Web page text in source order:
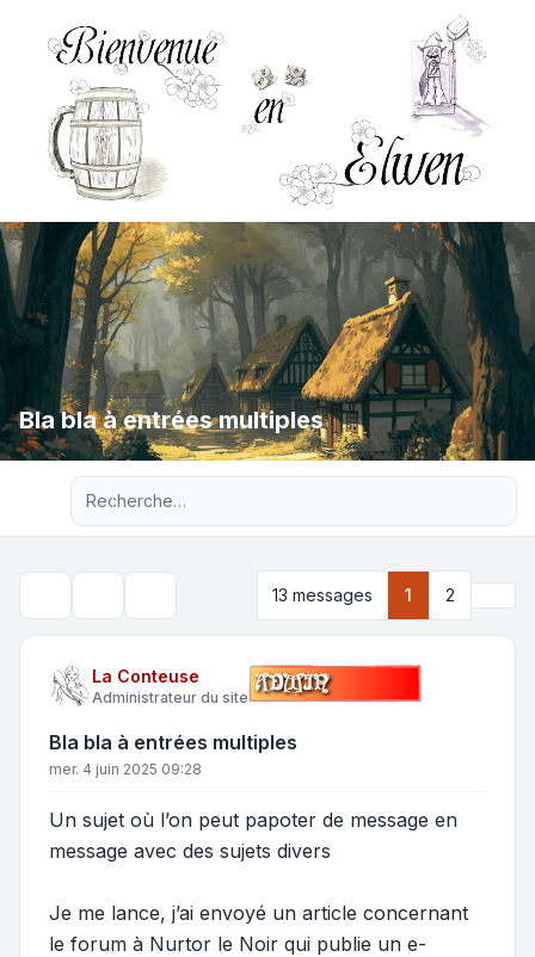
Bla bla à entrées multiples
Recherche avancée
13 messages 1 2
La Conteuse
Administrateur du site
Bla bla à entrées multiples
mer. 4 juin 2025 09:28
Un sujet où l’on peut papoter de message en
message avec des sujets divers
Je me lance, j’ai envoyé un article concernant
le forum à Nurtor le Noir qui publie un e-